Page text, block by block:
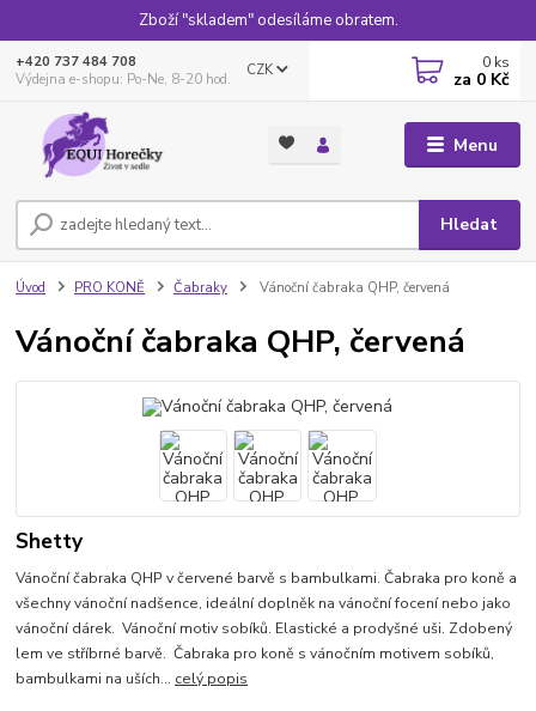
Zboží "skladem" odesíláme obratem.
Menu
CZK
Hledat
+420 737 484 708
Výdejna e-shopu: Po-Ne, 8-20 hod.
0 ks
za 0 Kč
Úvod PRO KONĚ Čabraky Vánoční čabraka QHP, červená
Vánoční čabraka QHP, červená
Shetty
Vánoční čabraka QHP v červené barvě s bambulkami. Čabraka pro koně a
všechny vánoční nadšence, ideální doplněk na vánoční focení nebo jako
vánoční dárek. Vánoční motiv sobíků. Elastické a prodyšné uši. Zdobený
lem ve stříbrné barvě. Čabraka pro koně s vánočním motivem sobíků,
bambulkami na uších... celý popis